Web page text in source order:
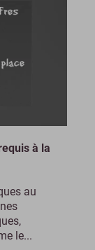
à la
au
le...